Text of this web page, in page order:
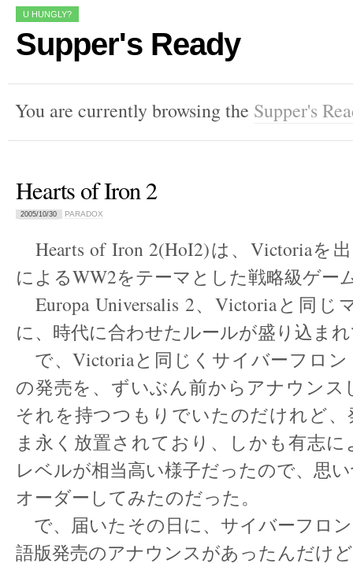
U HUNGLY?
Supper's Ready
You are currently browsing the Supper's
Hearts of Iron 2
2005/10/30 PARADOX
Hearts of Iron 2(HoI2)は、Victoriaを
によるWW2をテーマとした戦略級ゲー
Europa Universalis 2、Victoriaと同
に、時代に合わせたルールが盛り込ま
で、Victoriaと同じくサイバーフロン
の発売を、ずいぶん前からアナウンス
それを持つつもりでいたのだけれど、
ま永く放置されており、しかも有志
レベルが相当高い様子だったので、思
オーダーしてみたのだった。
で、届いたその日に、サイバーフロ
語版発売のアナウンスがあったんだけ